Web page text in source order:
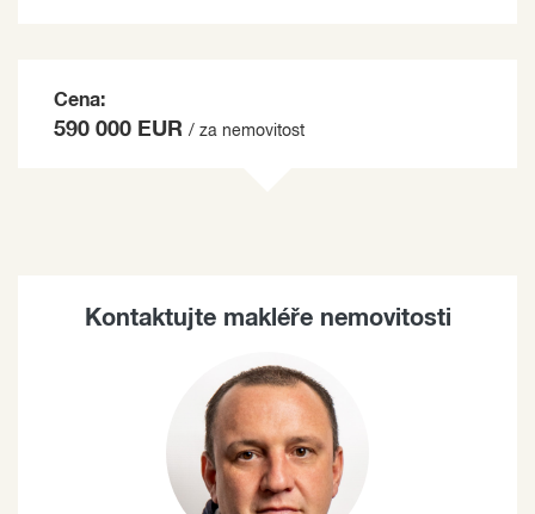
Cena:
590 000 EUR / za nemovitost
Kontaktujte makléře nemovitosti